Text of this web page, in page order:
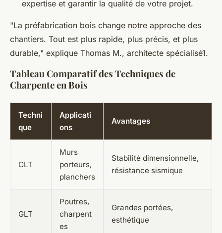
expertise et garantir la qualité de votre projet.
"La préfabrication bois change notre approche des
chantiers. Tout est plus rapide, plus précis, et plus
durable," explique Thomas M., architecte spécialisé1.
Tableau Comparatif des Techniques de
Charpente en Bois
Techni
que
Applicati
ons
Avantages
CLT
Murs
porteurs,
planchers
Stabilité dimensionnelle,
résistance sismique
GLT
Poutres,
charpent
es
Grandes portées,
esthétique